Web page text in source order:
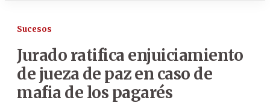
Sucesos
Jurado ratifica enjuiciamiento
de jueza de paz en caso de
mafia de los pagarés